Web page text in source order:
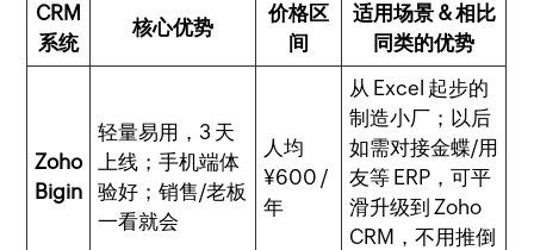
CRM
系统
核心优势
价格区
间
适用场景 & 相比
同类的优势
Zoho
Bigin
轻量易用，3 天
上线；手机端体
验好；销售/老板
一看就会
人均
¥600 /
年
从 Excel 起步的
制造小厂；以后
如需对接金蝶/用
友等 ERP，可平
滑升级到 Zoho
CRM，不用推倒